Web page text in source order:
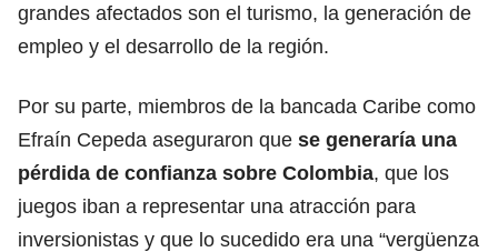
grandes afectados son el turismo, la generación de
empleo y el desarrollo de la región.
Por su parte, miembros de la bancada Caribe como
Efraín Cepeda aseguraron que se generaría una
pérdida de confianza sobre Colombia, que los
juegos iban a representar una atracción para
inversionistas y que lo sucedido era una “vergüenza